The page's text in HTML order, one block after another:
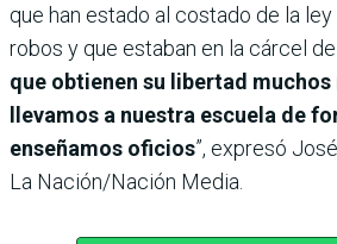
que han estado al costado de la
robos y que estaban en la cárcel
que obtienen su libertad
llevamos a nuestra escuela de
enseñamos oficios”, expresó
La Nación/Nación Media.